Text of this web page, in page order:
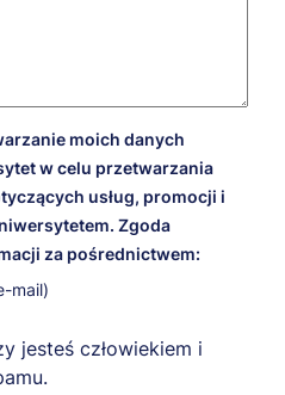
dane będziemy
przez Ciebie zgody
roku następującego po
tej zgodzie będziemy mogli
naszej oferty, wydarzeń
które dla Ciebie
oraz archiwizacji
moich danych
w celu przetwarzania
usług, promocji i
Zgoda
za pośrednictwem:
mail)
jesteś człowiekiem i